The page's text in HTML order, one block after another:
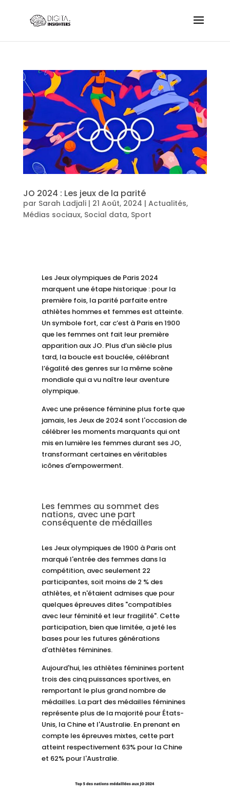
JO 2024 : Les jeux de la parité
par Sarah Ladjali| 21 Août, 2024 | Actualités,
Médias sociaux, Social data, Sport
Les Jeux olympiques de Paris 2024
marquent une étape historique : pour la
première fois, la parité parfaite entre
athlètes hommes et femmes est atteinte.
Un symbole fort, car c’est à Paris en 1900
que les femmes ont fait leur première
apparition aux JO. Plus d’un siècle plus
tard, la boucle est bouclée, célébrant
l’égalité des genres sur la même scène
mondiale qui a vu naître leur aventure
olympique.
Avec une présence féminine plus forte que
jamais, les Jeux de 2024 sont l'occasion de
célébrer les moments marquants qui ont
mis en lumière les femmes durant ses JO,
transformant certaines en véritables
icônes d'empowerment.
Les femmes au sommet des
nations, avec une part
conséquente de médailles
Les Jeux olympiques de 1900 à Paris ont
marqué l'entrée des femmes dans la
compétition, avec seulement 22
participantes, soit moins de 2 % des
athlètes, et n'étaient admises que pour
quelques épreuves dites "compatibles
avec leur féminité et leur fragilité". Cette
participation, bien que limitée, a jeté les
bases pour les futures générations
d'athlètes féminines.
Aujourd'hui, les athlètes féminines portent
trois des cinq puissances sportives, en
remportant le plus grand nombre de
médailles. La part des médailles féminines
représente plus de la majorité pour États-
Unis, la Chine et l'Australie. En prenant en
compte les épreuves mixtes, cette part
atteint respectivement 63% pour la Chine
et 62% pour l'Australie.